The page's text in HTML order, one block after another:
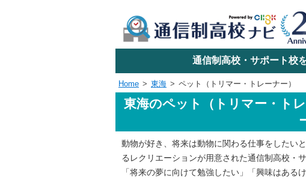
学校名で探す
エリアから探す
関東
通信制高校・サポート校
Home 東海 ペット（トリマー・トレーナー）
東海のペット（トリマー・ト
動物が好き、将来は動物に関わる仕事をしたい
るレクリエーションが用意された通信制高校・
「将来の夢に向けて勉強したい」「興味はある